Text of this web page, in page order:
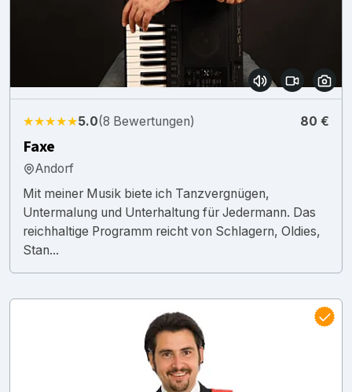
★★★★★5.0(8 Bewertungen) 80 €
Faxe
Andorf
Mit meiner Musik biete ich Tanzvergnügen,
Untermalung und Unterhaltung für Jedermann. Das
reichhaltige Programm reicht von Schlagern, Oldies,
Stan...